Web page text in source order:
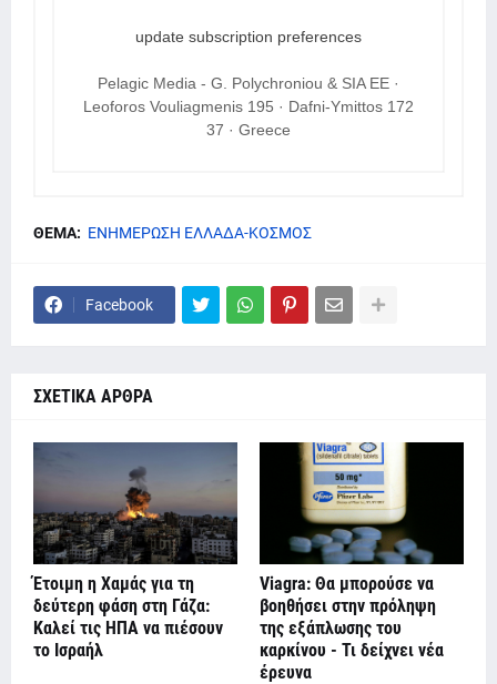
update subscription preferences
Pelagic Media - G. Polychroniou & SIA EE ·
Leoforos Vouliagmenis 195 · Dafni-Ymittos 172
37 · Greece
ΘΕΜΑ: ΕΝΗΜΕΡΩΣΗ ΕΛΛΑΔΑ-ΚΟΣΜΟΣ
Facebook
ΣΧΕΤΙΚΑ ΑΡΘΡΑ
Έτοιμη η Χαμάς για τη
δεύτερη φάση στη Γάζα:
Καλεί τις ΗΠΑ να πιέσουν
το Ισραήλ
Viagra: Θα μπορούσε να
βοηθήσει στην πρόληψη
της εξάπλωσης του
καρκίνου - Τι δείχνει νέα
έρευνα